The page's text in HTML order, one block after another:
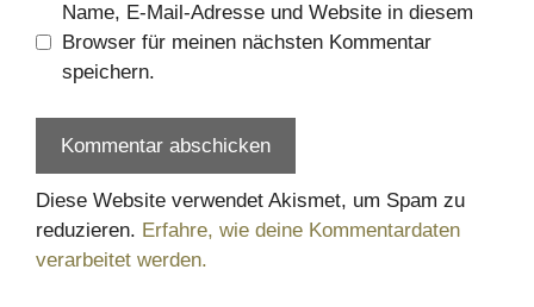
Name, E-Mail-Adresse und Website in diesem
Browser für meinen nächsten Kommentar
speichern.
Diese Website verwendet Akismet, um Spam zu
reduzieren. Erfahre, wie deine Kommentardaten
verarbeitet werden.